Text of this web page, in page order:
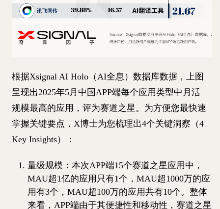
根据Xsignal AI Holo（AI全息）数据库数据，上图
呈现出2025年5月中国APP端每个应用类型中月活
规模最高的应用，评为赛道之星。为方便您最快速
掌握关键要点，X博士为您梳理出4个关键洞察（4
Key Insights）：
量级规模：本次APP端15个赛道之星应用中，
MAU超1亿的应用只有1个，MAU超1000万的应
用有3个，MAU超100万的应用共有10个。整体
来看，APP端由于其便捷性和移动性，赛道之星